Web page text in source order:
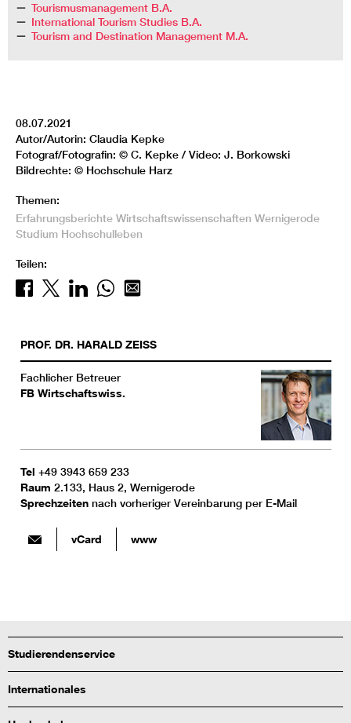
Tourismusmanagement B.A.
International Tourism Studies B.A.
Tourism and Destination Management M.A.
08.07.2021
Autor/Autorin: Claudia Kepke
Fotograf/Fotografin: © C. Kepke / Video: J. Borkowski
Bildrechte: © Hochschule Harz
Themen:
Erfahrungsberichte Wirtschaftswissenschaften Wernigerode
Studium Hochschulleben
Teilen:
PROF. DR. HARALD ZEISS
Fachlicher Betreuer
FB Wirtschaftswiss.
Tel +49 3943 659 233
Raum 2.133, Haus 2, Wernigerode
Sprechzeiten nach vorheriger Vereinbarung per E-Mail
vCard www
Studierendenservice
Internationales